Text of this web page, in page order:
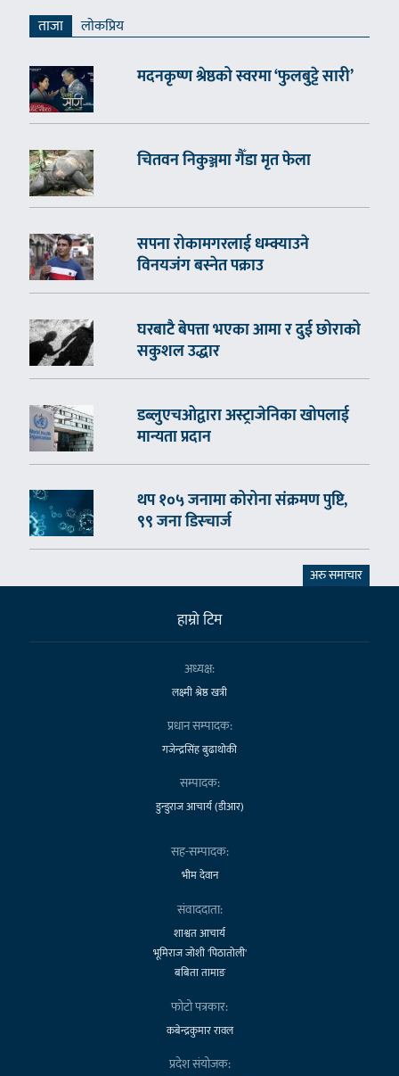
ताजा लाेकप्रिय
मदनकृष्ण श्रेष्ठको स्वरमा ‘फुलबुट्टे सारी’
चितवन निकुञ्जमा गैँडा मृत फेला
सपना रोकामगरलाई धम्क्याउने
विनयजंग बस्नेत पक्राउ
घरबाटै बेपत्ता भएका आमा र दुई छोराको
सकुशल उद्धार
डब्लुएचओद्वारा अस्ट्राजेनिका खोपलाई
मान्यता प्रदान
थप १०५ जनामा कोरोना संक्रमण पुष्टि,
९९ जना डिस्चार्ज
अरु समाचार
हाम्राे टिम
अध्यक्ष:
लक्ष्मी श्रेष्ठ खत्री
प्रधान सम्पादक:
गजेन्द्रसिंह बुढाथोकी
सम्पादक:
डुन्डुराज आचार्य (डीआर)
सह-सम्पादक:
भीम देवान
संवाददाता:
शाश्वत आचार्य
भूमिराज जोशी 'पिठातोली'
बबिता तामाङ
फोटो पत्रकार:
कबेन्द्रकुमार रावल
प्रदेश संयोजक: